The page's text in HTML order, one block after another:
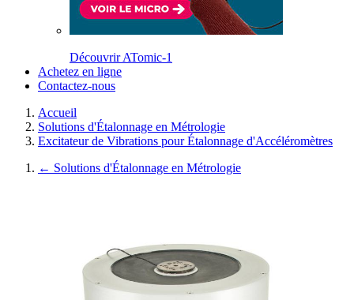
Découvrir ATomic-1
Achetez en ligne
Contactez-nous
Accueil
Solutions d'Étalonnage en Métrologie
Excitateur de Vibrations pour Étalonnage d'Accéléromètres
← Solutions d'Étalonnage en Métrologie